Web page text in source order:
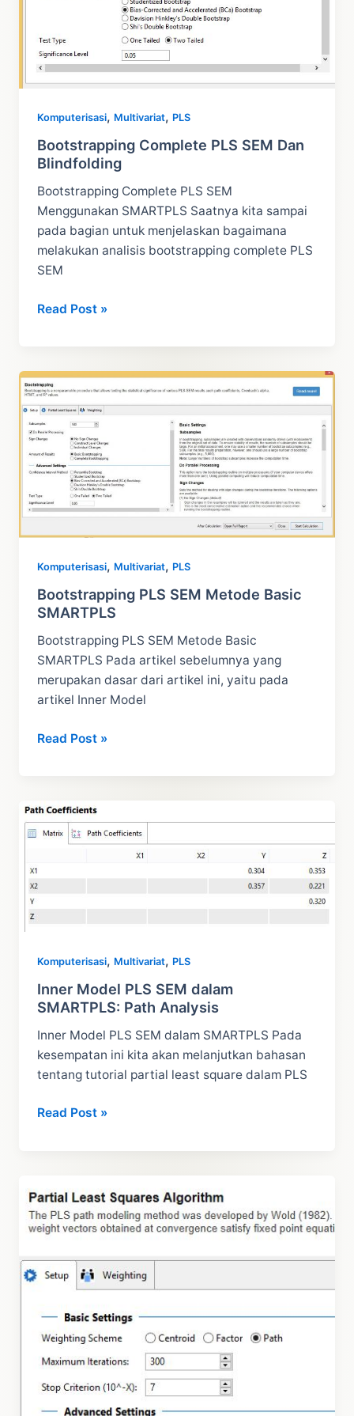
Komputerisasi, Multivariat, PLS
Bootstrapping Complete PLS SEM Dan
Blindfolding
Bootstrapping Complete PLS SEM
Menggunakan SMARTPLS Saatnya kita sampai
pada bagian untuk menjelaskan bagaimana
melakukan analisis bootstrapping complete PLS
SEM
Bootstrapping
Dan
Blindfolding
Read Post »
Komputerisasi, Multivariat, PLS
Bootstrapping PLS SEM Metode Basic
SMARTPLS
Bootstrapping PLS SEM Metode Basic
SMARTPLS Pada artikel sebelumnya yang
merupakan dasar dari artikel ini, yaitu pada
artikel Inner Model
Bootstrapping
Basic
SMARTPLS
Read Post »
Komputerisasi, Multivariat, PLS
Inner Model PLS SEM dalam
SMARTPLS: Path Analysis
Inner Model PLS SEM dalam SMARTPLS Pada
kesempatan ini kita akan melanjutkan bahasan
tentang tutorial partial least square dalam PLS
Inner
dalam
SMARTPLS:
Path
Read Post »